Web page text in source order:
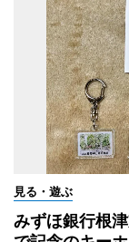
見る・遊ぶ
みずほ銀行根